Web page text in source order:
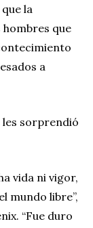
la
que
a
les sorprendió
vida ni vigor,
mundo libre”,
“Fue duro